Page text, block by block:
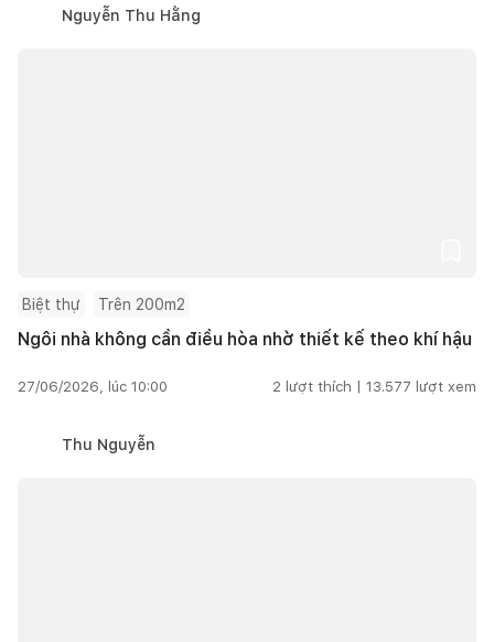
Nguyễn Thu Hằng
Biệt thự Trên 200m2
Ngôi nhà không cần điều hòa nhờ thiết kế theo khí hậu
27/06/2026, lúc 10:00 2 lượt thích | 13.577 lượt xem
Thu Nguyễn